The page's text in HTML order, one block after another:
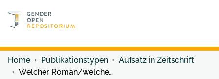
Discover content
Home Publikationstypen
Aufsatz in Zeitschrift
Welcher Roman/welches Essay beschreibt Ihres Erachtens eine für Sie gegenwärtig zentrale feministische Herausforderung?